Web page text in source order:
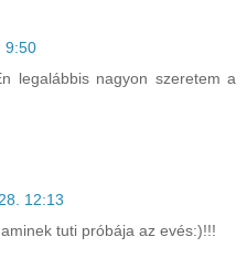
9:50
legalábbis nagyon szeretem a
12:13
tuti próbája az evés:)!!!